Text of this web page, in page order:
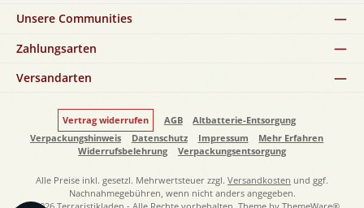
Unsere Communities
Zahlungsarten
Versandarten
Vertrag widerrufen AGB
Altbatterie-Entsorgung
Verpackungshinweis
Datenschutz Impressum
Mehr Erfahren
Widerrufsbelehrung
Verpackungsentsorgung
Alle Preise inkl. gesetzl. Mehrwertsteuer zzgl. Versandkosten und ggf.
Nachnahmegebühren, wenn nicht anders angegeben.